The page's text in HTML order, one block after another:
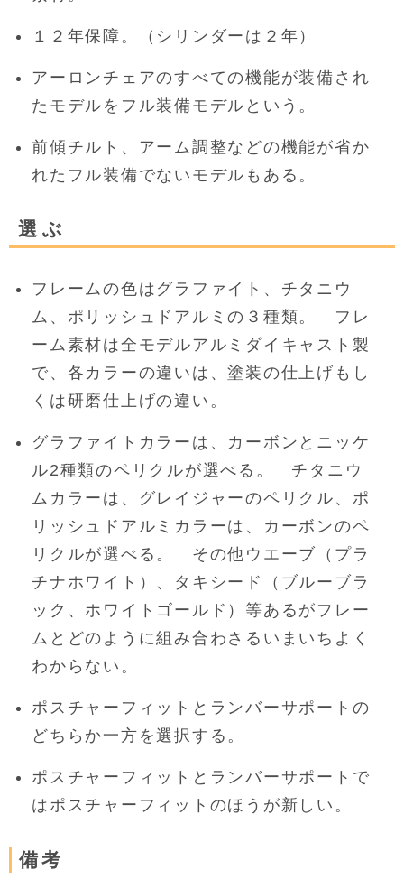
１２年保障。（シリンダーは２年）
アーロンチェアのすべての機能が装備され
たモデルをフル装備モデルという。
前傾チルト、アーム調整などの機能が省か
れたフル装備でないモデルもある。
選ぶ
フレームの色はグラファイト、チタニウ
ム、ポリッシュドアルミの３種類。 フレ
ーム素材は全モデルアルミダイキャスト製
で、各カラーの違いは、塗装の仕上げもし
くは研磨仕上げの違い。
グラファイトカラーは、カーボンとニッケ
ル2種類のペリクルが選べる。 チタニウ
ムカラーは、グレイジャーのペリクル、ポ
リッシュドアルミカラーは、カーボンのペ
リクルが選べる。 その他ウエーブ（プラ
チナホワイト）、タキシード（ブルーブラ
ック、ホワイトゴールド）等あるがフレー
ムとどのように組み合わさるいまいちよく
わからない。
ポスチャーフィットとランバーサポートの
どちらか一方を選択する。
ポスチャーフィットとランバーサポートで
はポスチャーフィットのほうが新しい。
備考